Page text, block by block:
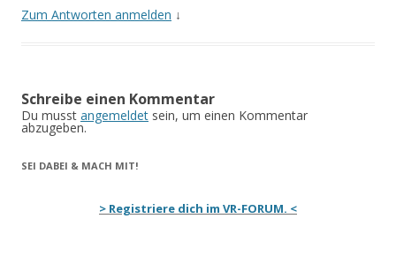
Zum Antworten anmelden ↓
Schreibe einen Kommentar
Du musst angemeldet sein, um einen Kommentar
abzugeben.
SEI DABEI & MACH MIT!
> Registriere dich im VR-FORUM. <